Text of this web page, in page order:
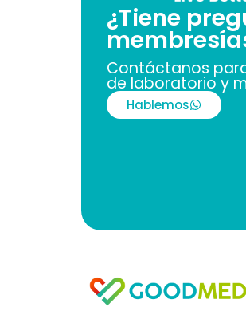
¿Tiene
Contáctanos
de laboratorio y
Hablemos